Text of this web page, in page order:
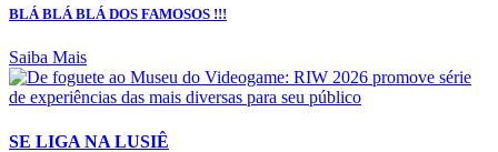
BLÁ BLÁ BLÁ DOS FAMOSOS !!!
Saiba Mais
SE LIGA NA LUSIÊ